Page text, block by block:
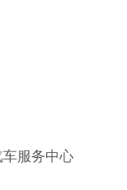
服务中心